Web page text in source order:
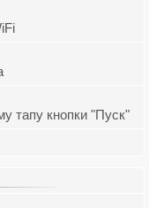
тапу кнопки "Пуск"